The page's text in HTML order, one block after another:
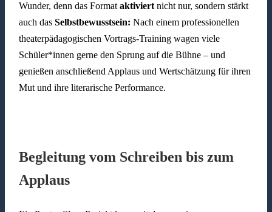
Wunder, denn das Format aktiviertnicht nur, sondern stärkt
auch das Selbstbewusstsein: Nach einem professionellen
theaterpädagogischen Vortrags-Training wagen viele
Schüler*innen gerne den Sprung auf die Bühne – und
genießen anschließend Applaus und Wertschätzung für ihren
Mut und ihre literarische Performance.
Begleitung vom Schreiben bis zum
Applaus